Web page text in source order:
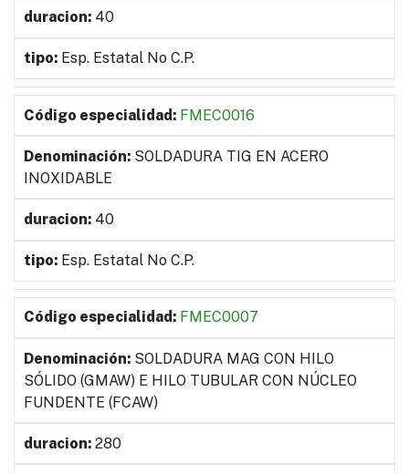
40
Esp. Estatal No C.P.
FMEC0016
SOLDADURA TIG EN ACERO
INOXIDABLE
40
Esp. Estatal No C.P.
FMEC0007
SOLDADURA MAG CON HILO
SÓLIDO (GMAW) E HILO TUBULAR CON NÚCLEO
FUNDENTE (FCAW)
280